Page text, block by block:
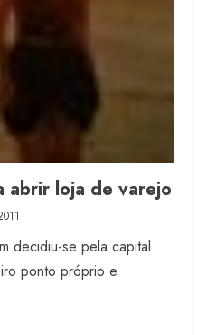
abrir loja de varejo
decidiu-se pela capital
ponto próprio e